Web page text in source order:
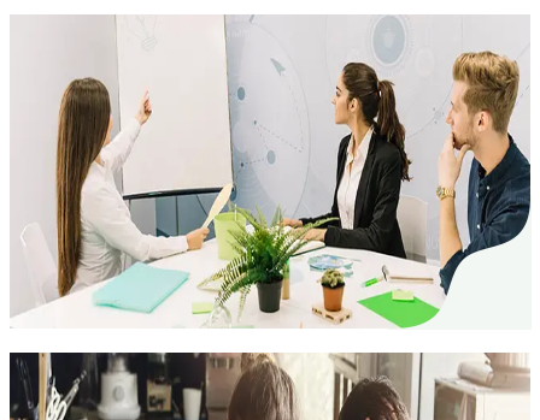
Assicurazione garanzia d'affitto 20. Jan. 2025
L'assicurazione garanzia d'affitto per le
aziende
Le giovani aziende devono prestare particolare
attenzione alla loro liquidita. L'assicurazione
garanzia d'affitto garantisce la liquidita.
Assicurazione garanzia d'affitto 05. Dez. 2024